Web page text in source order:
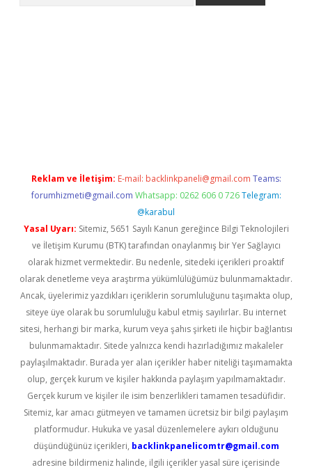
Reklam ve İletişim: E-mail: backlinkpaneli@gmail.com Teams:
forumhizmeti@gmail.com Whatsapp: 0262 606 0 726 Telegram:
@karabul
Yasal Uyarı: Sitemiz, 5651 Sayılı Kanun gereğince Bilgi Teknolojileri
ve İletişim Kurumu (BTK) tarafından onaylanmış bir Yer Sağlayıcı
olarak hizmet vermektedir. Bu nedenle, sitedeki içerikleri proaktif
olarak denetleme veya araştırma yükümlülüğümüz bulunmamaktadır.
Ancak, üyelerimiz yazdıkları içeriklerin sorumluluğunu taşımakta olup,
siteye üye olarak bu sorumluluğu kabul etmiş sayılırlar. Bu internet
sitesi, herhangi bir marka, kurum veya şahıs şirketi ile hiçbir bağlantısı
bulunmamaktadır. Sitede yalnızca kendi hazırladığımız makaleler
paylaşılmaktadır. Burada yer alan içerikler haber niteliği taşımamakta
olup, gerçek kurum ve kişiler hakkında paylaşım yapılmamaktadır.
Gerçek kurum ve kişiler ile isim benzerlikleri tamamen tesadüfidir.
Sitemiz, kar amacı gütmeyen ve tamamen ücretsiz bir bilgi paylaşım
platformudur. Hukuka ve yasal düzenlemelere aykırı olduğunu
düşündüğünüz içerikleri, backlinkpanelicomtr@gmail.com
adresine bildirmeniz halinde, ilgili içerikler yasal süre içerisinde